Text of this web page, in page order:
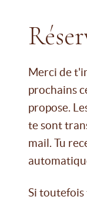
Merci de
prochains
propose.
te sont
mail. Tu
Si toutefois